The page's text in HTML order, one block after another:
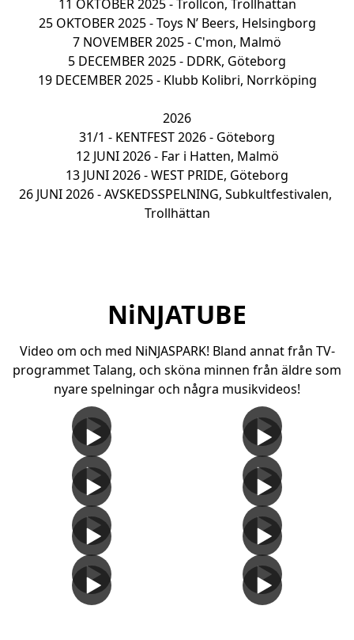
11 OKTOBER 2025 - Trollcon, Trollhättan
25 OKTOBER 2025 - Toys N’ Beers, Helsingborg
7 NOVEMBER 2025 - C'mon, Malmö
5 DECEMBER 2025 - DDRK, Göteborg
19 DECEMBER 2025 - Klubb Kolibri, Norrköping
2026
31/1 - KENTFEST 2026 - Göteborg
12 JUNI 2026 - Far i Hatten, Malmö
13 JUNI 2026 - WEST PRIDE, Göteborg
26 JUNI 2026 - AVSKEDSSPELNING, Subkultfestivalen,
Trollhättan
NiNJATUBE
Video om och med NiNJASPARK! Bland annat från TV-
programmet Talang, och sköna minnen från äldre som
nyare spelningar och några musikvideos!